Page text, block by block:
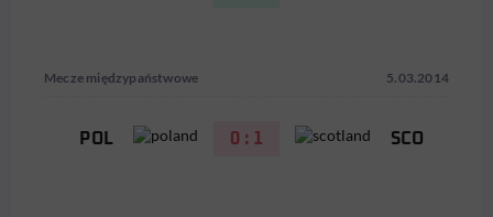
Mecze międzypaństwowe 5.03.2014
POL 0 : 1 SCO